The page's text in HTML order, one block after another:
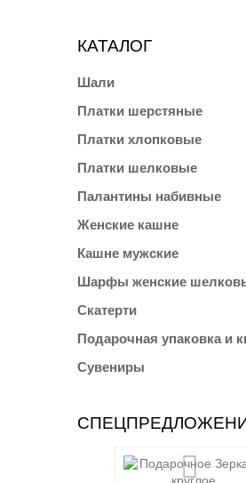
КАТАЛОГ
Шали
Платки шерстяные
Платки хлопковые
Платки шелковые
Палантины набивные
Женские кашне
Кашне мужские
Шарфы женские
Скатерти
Подарочная упаковка и
Сувениры